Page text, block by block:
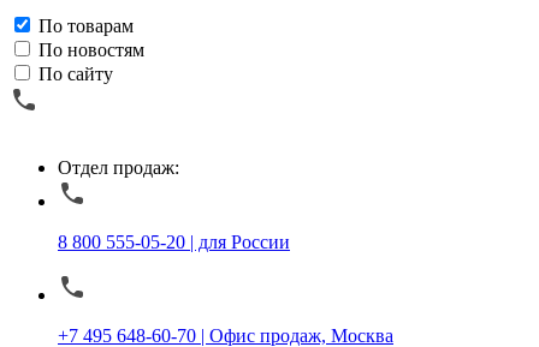
По товарам
По новостям
По сайту
Отдел продаж:
8 800 555-05-20 | для России
+7 495 648-60-70 | Офис продаж, Москва